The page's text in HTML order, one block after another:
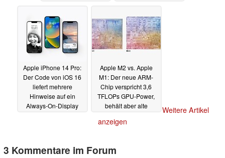
Apple iPhone 14 Pro:
Der Code von iOS 16
liefert mehrere
Hinweise auf ein
Always-On-Display
Apple M2 vs. Apple
M1: Der neue ARM-
Chip verspricht 3,6
TFLOPs GPU-Power,
behält aber alte
Weitere Artikel
anzeigen
3 Kommentare im Forum